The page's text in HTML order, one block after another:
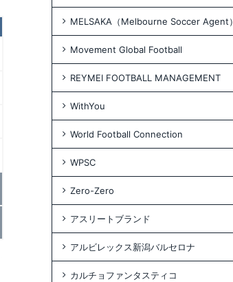
MELSAKA（Melbourne Soccer Agent）
Movement Global Football
REYMEI FOOTBALL MANAGEMENT
WithYou
World Football Connection
WPSC
Zero-Zero
アスリートブランド
アルビレックス新潟バルセロナ
カルチョファンタスティコ